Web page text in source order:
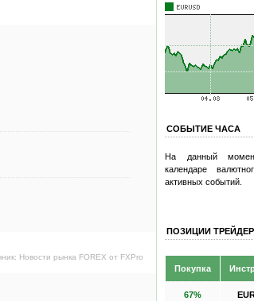
Новости рынка FOREX от FXPro
СОБЫТИЕ ЧАСА
На данный
календаре
активных событий.
ПОЗИЦИИ
Покупка
67%